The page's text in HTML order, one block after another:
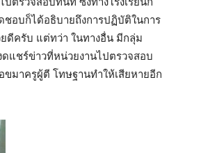
อบก็ได้อธิบายถึงการปฏิบัติในการ
ดีครับ แต่ทว่า ในทางอื่น มีกลุ่ม
แชร์ข่าวที่หน่วยงานไปตรวจสอบ
มาครูผู้ตี โทษฐานทำให้เสียหายอีก